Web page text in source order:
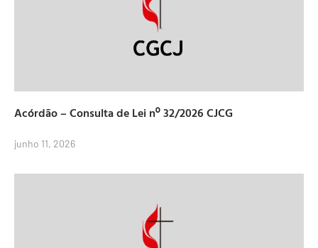
Acórdão – Consulta de Lei nº 32/2026 CJCG
junho 11, 2026